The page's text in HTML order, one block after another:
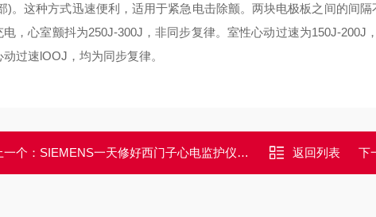
)。这种方式迅速便利，适用于紧急电击除颤。两块电极板之间的间
电，心室颤抖为250J-300J，非同步复律。室性心动过速为150J-200J
过速lOOJ，均为同步复律。
一个： SIEMENS一天修好西门子心电监护仪开机报警初始化错误维修 返回列表 下